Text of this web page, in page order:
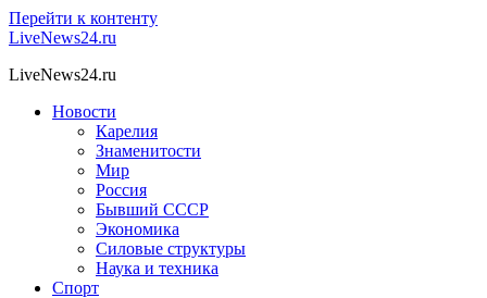
Перейти к контенту
LiveNews24.ru
LiveNews24.ru
Новости
Карелия
Знаменитости
Мир
Россия
Бывший СССР
Экономика
Силовые структуры
Наука и техника
Спорт